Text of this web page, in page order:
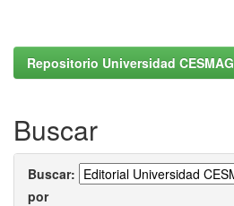
Repositorio Universidad CESMAG
Buscar
Buscar:
por